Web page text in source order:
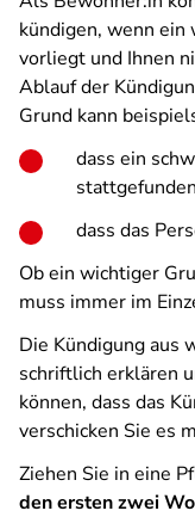
kündigen, wenn ein
vorliegt und Ihnen
Ablauf der
Grund kann
dass ein
dass das
Ob ein wichtiger
muss immer im
Die Kündigung aus
schriftlich erklären
können, dass das
verschicken Sie es
Ziehen Sie in eine
den ersten zwei